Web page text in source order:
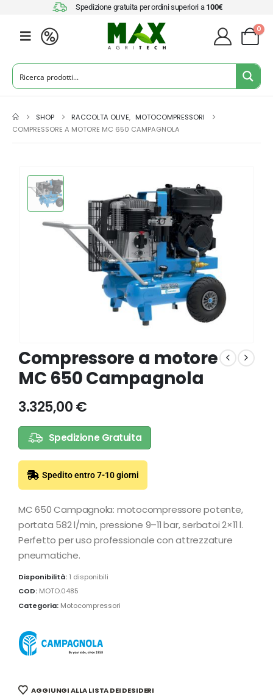
Spedizione gratuita per ordini superiori a 100€
0
SHOP RACCOLTA OLIVE, MOTOCOMPRESSORI
COMPRESSORE A MOTORE MC 650 CAMPAGNOLA
Compressore a motore
MC 650 Campagnola
3.325,00€
Spedizione Gratuita
Spedito entro 7-10 giorni
MC 650 Campagnola: motocompressore potente,
portata 582 l/min, pressione 9–11 bar, serbatoi 2×11 l.
Perfetto per uso professionale con attrezzature
pneumatiche.
Disponibilità: 1 disponibili
COD: MOTO.0485
Categoria: Motocompressori
AGGIUNGI ALLA LISTA DEI DESIDERI